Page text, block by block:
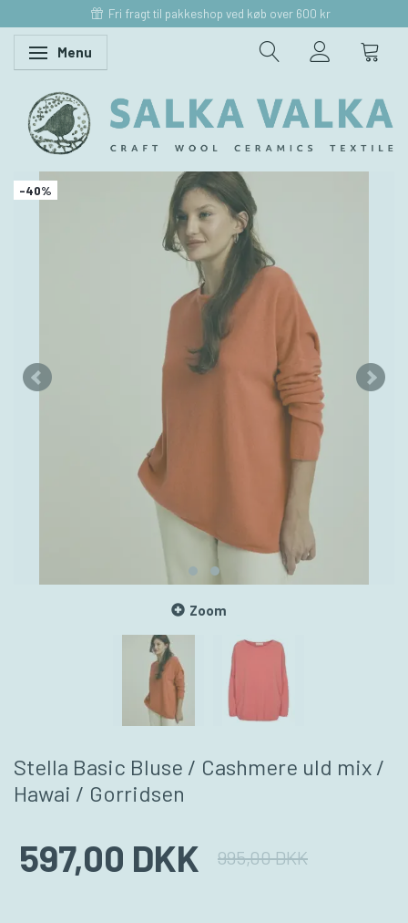
Fri fragt til pakkeshop ved køb over 600 kr
Skifte navigation
Menu
-40%
Zoom
Stella Basic Bluse / Cashmere uld mix /
Hawai / Gorridsen
597,00 DKK 995,00 DKK